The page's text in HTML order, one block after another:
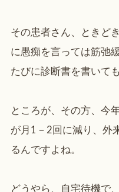
その患者さん、ときど
に愚痴を言っては筋弛
たびに診断書を書いて
ところが、その方、今
が月1－2回に減り、外
るんですよね。
どうやら、自宅待機で